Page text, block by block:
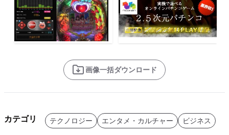
画像一括ダウンロード
カテゴリ テクノロジー エンタメ・カルチャー ビジネス